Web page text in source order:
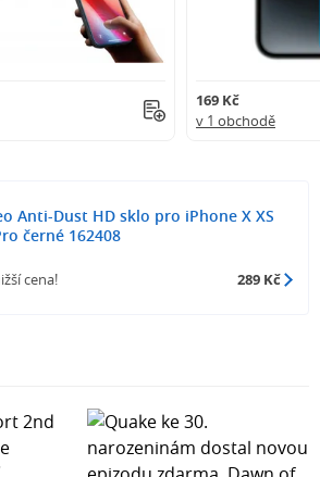
169 Kč
v 1 obchodě
Anti-Dust HD sklo pro iPhone X XS
černé 162408
cena! 289 Kč